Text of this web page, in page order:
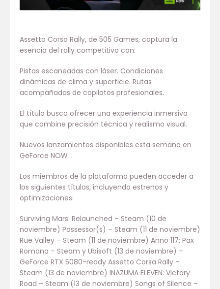
Assetto Corsa Rally, de 505 Games, captura la
esencia del rally competitivo con:
Pistas escaneadas con láser. Condiciones
dinámicas de clima y superficie. Rutas
acompañadas de copilotos profesionales.
El título busca ofrecer una experiencia inmersiva
que combine precisión técnica y realismo visual.
Nuevos lanzamientos disponibles esta semana en
GeForce NOW
Los miembros de la plataforma pueden acceder a
los siguientes títulos, incluyendo estrenos y
optimizaciones:
Surviving Mars: Relaunched – Steam (10 de
noviembre) Possessor(s) – Steam (11 de noviembre)
Rue Valley – Steam (11 de noviembre) Anno 117: Pax
Romana – Steam y Ubisoft (13 de noviembre) –
GeForce RTX 5080-ready Assetto Corsa Rally –
Steam (13 de noviembre) INAZUMA ELEVEN: Victory
Road – Steam (13 de noviembre) Songs of Silence –